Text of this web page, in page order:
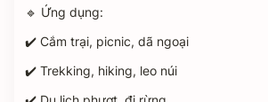
🔹 Ứng dụng:
✔️ Cắm trại, picnic, dã ngoại
✔️ Trekking, hiking, leo núi